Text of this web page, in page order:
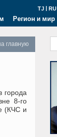
TJ | RU
Регион и мир
главную
города
8-го
(КЧС и